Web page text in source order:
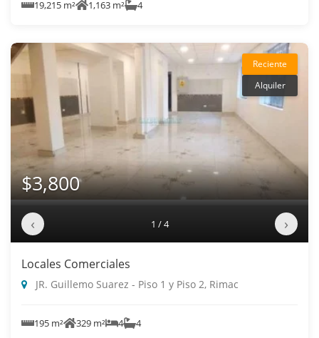
19,215 m² 1,163 m² 4
Reciente
Alquiler
$3,800
‹ 1 / 4 ›
Locales Comerciales
JR. Guillemo Suarez - Piso 1 y Piso 2, Rimac
195 m² 329 m² 4 4